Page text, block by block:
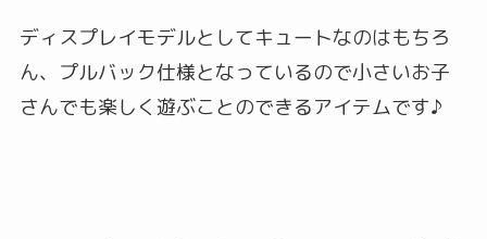
ディスプレイモデルとしてキュートなのはもちろ
ん、プルバック仕様となっているので小さいお子
さんでも楽しく遊ぶことのできるアイテムです♪